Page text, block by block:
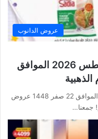
عروض الدانوب
عروض الدانوب اليوم 5 أغسطس 2026 الموافق
عروض الدانوب اليوم 5 أغسطس 2026 الموافق 22 صفر 1448 عروض